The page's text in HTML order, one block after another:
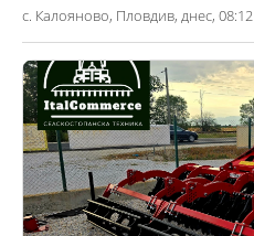
с. Калояново, Пловдив, днес, 08:12